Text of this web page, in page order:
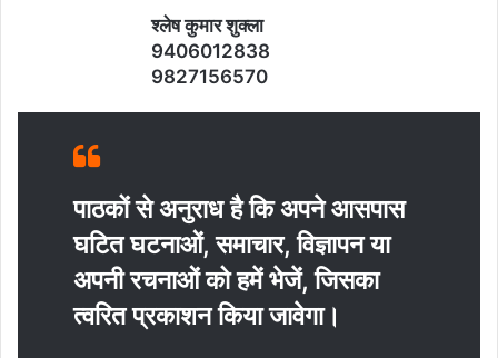
श्‍लेष कुमार शुक्‍ला
9406012838
9827156570
पाठकों से अनुराध है कि अपने आसपास
घटित घटनाओं, समाचार, विज्ञापन या
अपनी रचनाओं को हमें भेजें, जिसका
त्‍वरित प्रकाशन किया जावेगा।